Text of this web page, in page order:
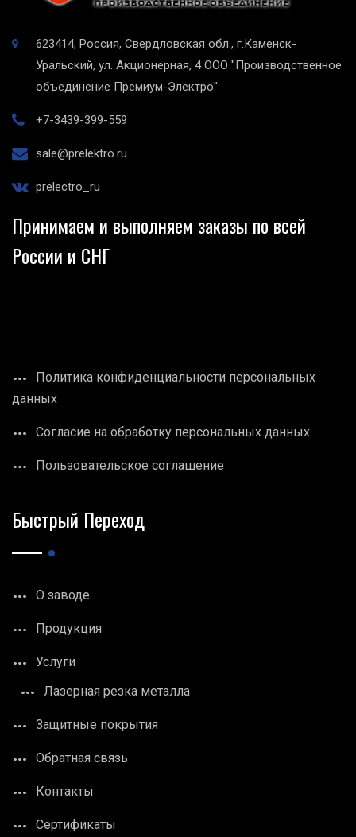
623414, Россия, Свердловская обл., г.Каменск-
Уральский, ул. Акционерная, 4 ООО "Производственное
объединение Премиум-Электро"
+7-3439-399-559
sale@prelektro.ru
prelectro_ru
Принимаем и выполняем заказы по всей
России и СНГ
Политика конфиденциальности персональных
данных
Согласие на обработку персональных данных
Пользовательское соглашение
Быстрый Переход
О заводе
Продукция
Услуги
Лазерная резка металла
Защитные покрытия
Обратная связь
Контакты
Сертификаты